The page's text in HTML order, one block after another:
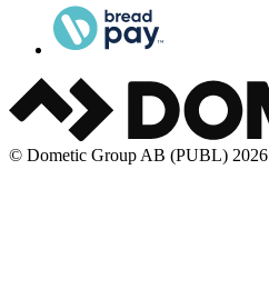
© Dometic Group AB (PUBL) 2026